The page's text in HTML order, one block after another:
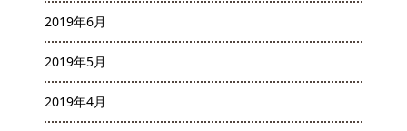
2019年6月
2019年5月
2019年4月